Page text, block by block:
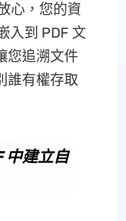
心，您的資
入到 PDF 文
您追溯文件
誰有權存取
中建立自